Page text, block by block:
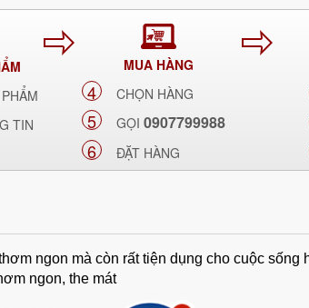
TIN
MUA HÀNG
4 CHỌN HÀNG
5 GỌI 0907799988
6 ĐẶT HÀNG
ngon mà còn rất tiện dụng cho cuộc sống
ngon, the mát